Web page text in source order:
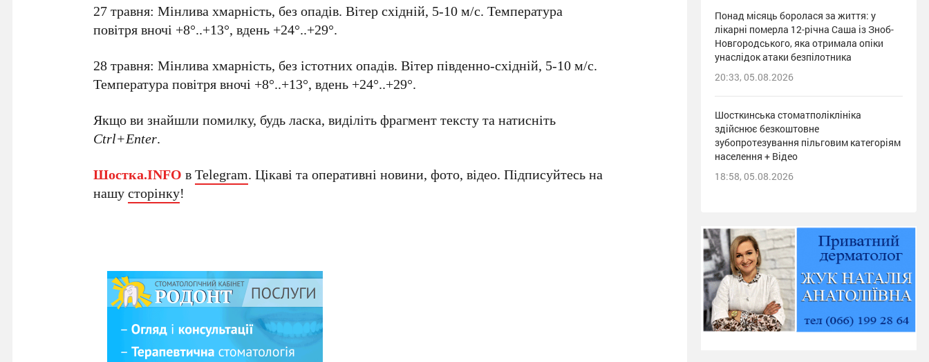
27 травня: Мінлива хмарність, без опадів. Вітер східній, 5-10 м/с. Температура
повітря вночі +8°..+13°, вдень +24°..+29°.
28 травня: Мінлива хмарність, без істотних опадів. Вітер південно-східній, 5-10 м/с.
Температура повітря вночі +8°..+13°, вдень +24°..+29°.
Якщо ви знайшли помилку, будь ласка, виділіть фрагмент тексту та натисніть
Ctrl+Enter.
Шостка.INFO вTelegram. Цікаві та оперативні новини, фото, відео. Підписуйтесь на
нашусторінку!
Понад місяць боролася за життя: у
лікарні померла 12-річна Саша із Зноб-
Новгородського, яка отримала опіки
унаслідок атаки безпілотника
20:33, 05.08.2026
Шосткинська стоматполіклініка
здійснює безкоштовне
зубопротезування пільговим категоріям
населення + Відео
18:58, 05.08.2026